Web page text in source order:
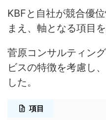
KBFと自社が競合優
まえ、軸となる項目
菅原コンサルティン
ビスの特徴を考慮し
した。
項目